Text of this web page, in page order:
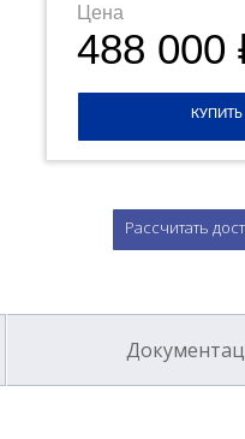
Цена
488 000
КУПИТЬ
Рассчитать